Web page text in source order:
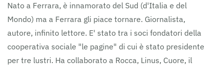
Nato a Ferrara, è innamorato del Sud (d'Italia e del
Mondo) ma a Ferrara gli piace tornare. Giornalista,
autore, infinito lettore. E' stato tra i soci fondatori della
cooperativa sociale "le pagine" di cui è stato presidente
per tre lustri. Ha collaborato a Rocca, Linus, Cuore, il